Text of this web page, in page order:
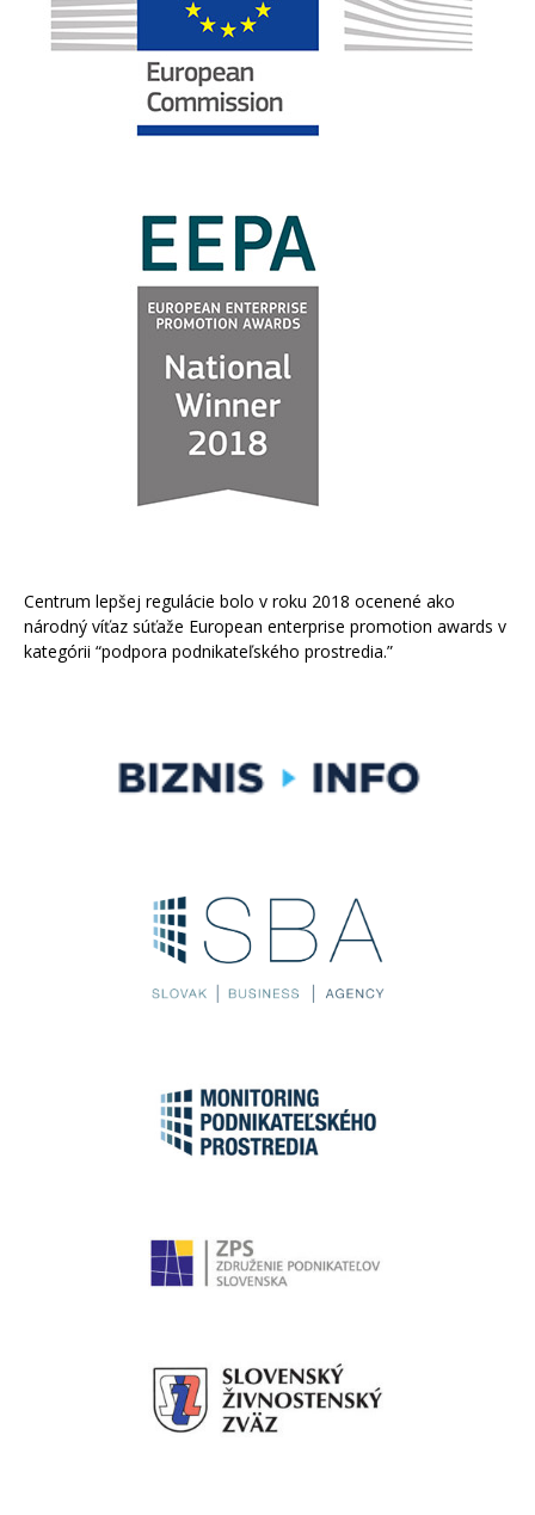
Centrum lepšej regulácie bolo v roku 2018 ocenené ako
národný víťaz súťaže European enterprise promotion awards v
kategórii “podpora podnikateľského prostredia.”